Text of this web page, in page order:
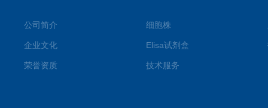
公司简介
企业文化
荣誉资质
细胞株
Elisa试剂盒
技术服务